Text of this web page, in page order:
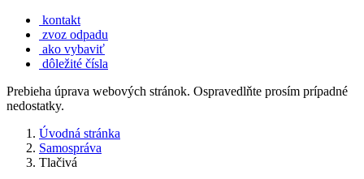
kontakt
zvoz odpadu
ako vybaviť
dôležité čísla
Prebieha úprava webových stránok. Ospravedlňte prosím prípadné
nedostatky.
Úvodná stránka
Samospráva
Tlačivá